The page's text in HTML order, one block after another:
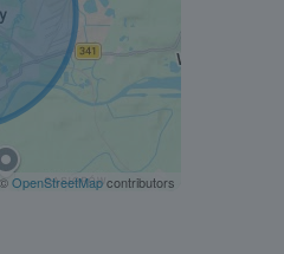
OpenStreetMapcontributors